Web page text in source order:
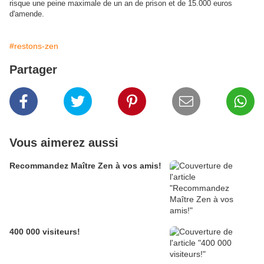
risque une peine maximale de un an de prison et de 15.000 euros
d'amende.
#restons-zen
Partager
Vous aimerez aussi
Recommandez Maître Zen à vos amis!
400 000 visiteurs!